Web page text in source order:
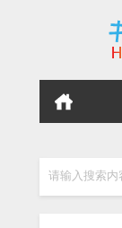
请输入搜索内